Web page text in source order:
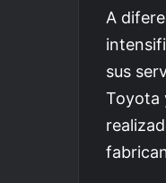
A
sus
Toyota